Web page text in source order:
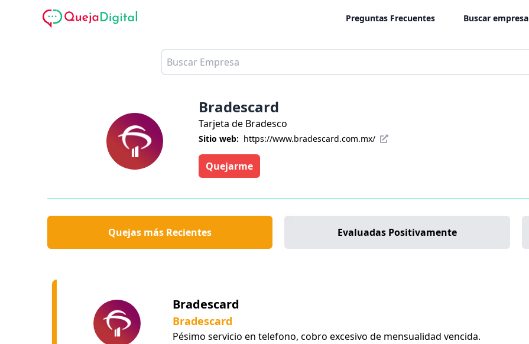
Preguntas Frecuentes Buscar empresa
Bradescard
Tarjeta de Bradesco
Sitio web: https://www.bradescard.com.mx/
Quejarme
Quejas más Recientes Evaluadas Positivamente
Bradescard
Bradescard
Pésimo servicio en telefono, cobro excesivo de mensualidad vencida.